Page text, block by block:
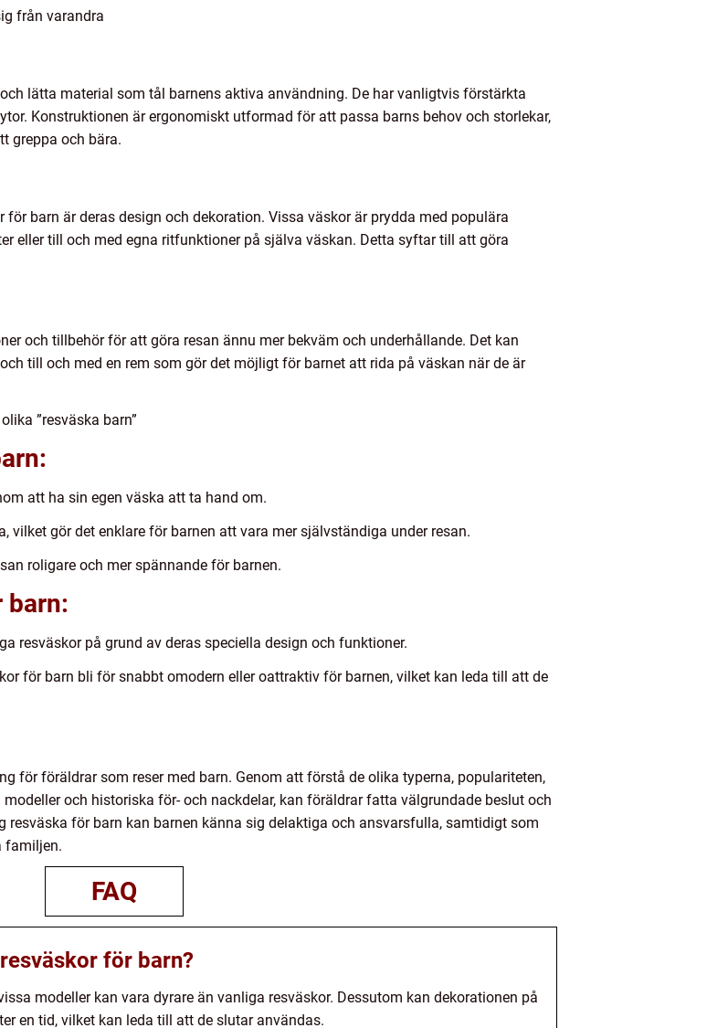
från varandra
lätta material som tål barnens aktiva användning. De har vanligtvis förstärkta
Konstruktionen är ergonomiskt utformad för att passa barns behov och storlekar,
greppa och bära.
barn är deras design och dekoration. Vissa väskor är prydda med populära
eller till och med egna ritfunktioner på själva väskan. Detta syftar till att göra
och tillbehör för att göra resan ännu mer bekväm och underhållande. Det kan
till och med en rem som gör det möjligt för barnet att rida på väskan när de är
”resväska barn”
att ha sin egen väska att ta hand om.
vilket gör det enklare för barnen att vara mer självständiga under resan.
roligare och mer spännande för barnen.
barn:
resväskor på grund av deras speciella design och funktioner.
för barn bli för snabbt omodern eller oattraktiv för barnen, vilket kan leda till att de
för föräldrar som reser med barn. Genom att förstå de olika typerna, populariteten,
och historiska för- och nackdelar, kan föräldrar fatta välgrundade beslut och
resväska för barn kan barnen känna sig delaktiga och ansvarsfulla, samtidigt som
familjen.
FAQ
för barn?
modeller kan vara dyrare än vanliga resväskor. Dessutom kan dekorationen på
en tid, vilket kan leda till att de slutar användas.